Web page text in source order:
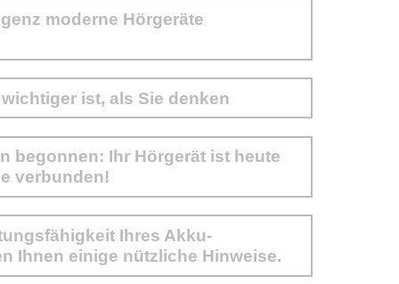
moderne Hörgeräte
ist, als Sie denken
begonnen: Ihr Hörgerät ist heute
verbunden!
Ihres Akku-
Ihnen einige nützliche Hinweise.